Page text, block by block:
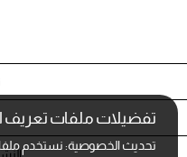
تفضيلات ملفات تعريف
تحديث الخصوصية: نستخدم